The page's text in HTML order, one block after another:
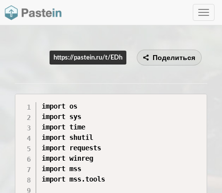
Toggle
https://pastein.ru/t/EDh Поделиться
import os
import sys
import time
import shutil
import requests
import winreg
import mss
import mss.tools